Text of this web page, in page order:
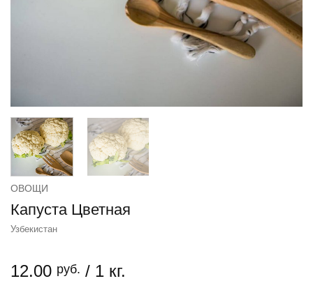
ОВОЩИ
Капуста Цветная
Узбекистан
12.00 руб. / 1 кг.